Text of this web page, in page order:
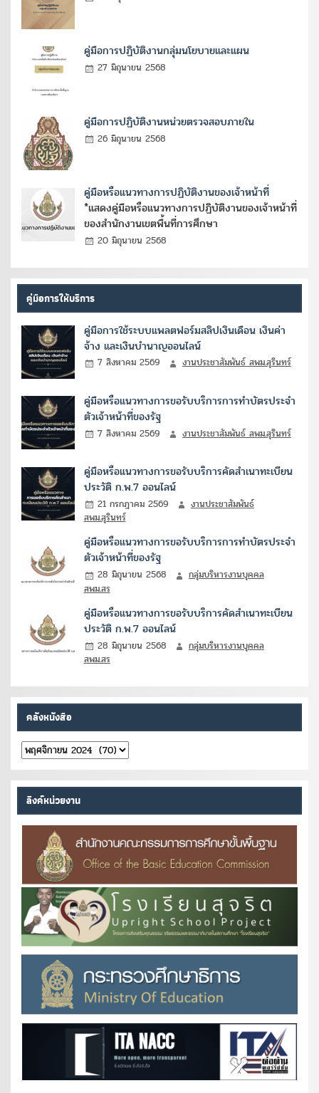
คู่มือการปฏิบัติงานกลุ่มนโยบายและแผน
27 มิถุนายน 2568
คู่มือการปฏิบัติงานหน่วยตรวจสอบภายใน
26 มิถุนายน 2568
คู่มือหรือแนวทางการปฏิบัติงานของเจ้าหน้าที่
*แสดงคู่มือหรือแนวทางการปฏิบัติงานของเจ้าหน้าที่
ของสำนักงานเขตพื้นที่การศึกษา
20 มิถุนายน 2568
คู่มือการให้บริการ
คู่มือการใช้ระบบแพลตฟอร์มสลิปเงินเดือน เงินค่า
จ้าง และเงินบำนาญออนไลน์
7 สิงหาคม 2569 งานประชาสัมพันธ์ สพม.สุรินทร์
คู่มือหรือแนวทางการขอรับบริการการทำบัตรประจำ
ตัวเจ้าหน้าที่ของรัฐ
7 สิงหาคม 2569 งานประชาสัมพันธ์ สพม.สุรินทร์
คู่มือหรือแนวทางการขอรับบริการคัดสำเนาทะเบียน
ประวัติ ก.พ.7 ออนไลน์
21 กรกฎาคม 2569
งานประชาสัมพันธ์
สพม.สุรินทร์
คู่มือหรือแนวทางการขอรับบริการการทำบัตรประจำ
ตัวเจ้าหน้าที่ของรัฐ
28 มิถุนายน 2568
กลุ่มบริหารงานบุคคล
สพม.สร
คู่มือหรือแนวทางการขอรับบริการคัดสำเนาทะเบียน
ประวัติ ก.พ.7 ออนไลน์
28 มิถุนายน 2568
กลุ่มบริหารงานบุคคล
สพม.สร
คลังหนังสือ
คลัง
หนังสือ
ลิงค์หน่วยงาน